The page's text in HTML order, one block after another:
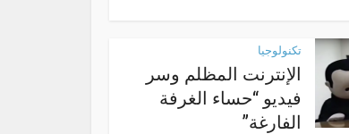
تكنولوجيا
الإنترنت المظلم وسر
فيديو “حساء الغرفة
الفارغة”